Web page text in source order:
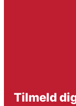
Tilmeld